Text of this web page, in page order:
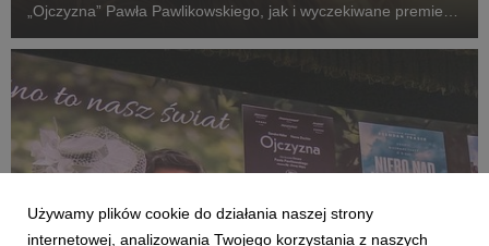
„Ojczyzna” Pawła Pawlikowskiego, jak i wyczekiwane premiery:
„Violetta Villas”.
Używamy plików cookie do działania naszej strony
internetowej, analizowania Twojego korzystania z naszych